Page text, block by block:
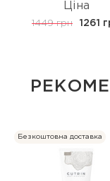
Ціна
1449 грн 1261
Безкоштовна доставка